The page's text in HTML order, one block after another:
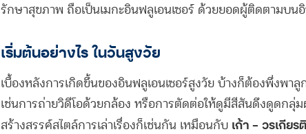
รักษาสุขภาพ ถือเป็นเมกะอินฟลูเอนเซอร์ ด้วยยอดผู้ติดตามบน
เริ่มต้นอย่างไร ในวันสูงวัย
เบื้องหลังการเกิดขึ้นของอินฟลูเอนเซอร์สูงวัย บ้างก็ต้องพึ่งพาลู
เช่นการถ่ายวิดีโอด้วยกล้อง หรือการตัดต่อให้ดูมีสีสันดึงดูดกลุ่
สร้างสรรค์สไตล์การเล่าเรื่องก็เช่นกัน เหมือนกับ เก้า – วรเกีย